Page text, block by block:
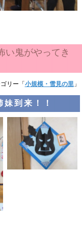
い鬼がやってき
ゴリー「小規模・雪見の里 」
到来！！